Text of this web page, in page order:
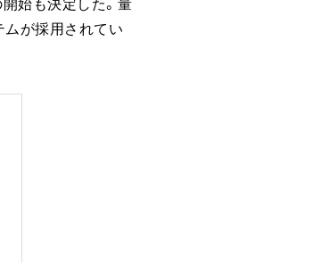
始も決定した。量
ムが採用されてい